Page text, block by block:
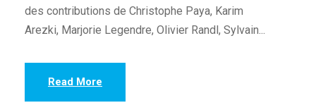
des contributions de Christophe Paya, Karim
Arezki, Marjorie Legendre, Olivier Randl, Sylvain...
Read More